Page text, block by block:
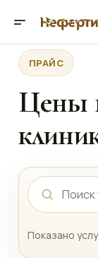
ПРАЙС
Цены
Показано